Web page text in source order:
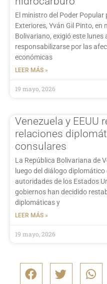
El ministro del Poder Popular
Exteriores, Yván Gil Pinto, en
Bolivariano, exigió este lunes
responsabilizarse por las
económicas
LEER MÁS »
19 mayo, 2026
Venezuela y EEUU
relaciones
consulares
La República Bolivariana de
luego del diálogo
autoridades de los Estados
gobiernos han decidido
diplomáticas y
LEER MÁS »
19 mayo, 2026